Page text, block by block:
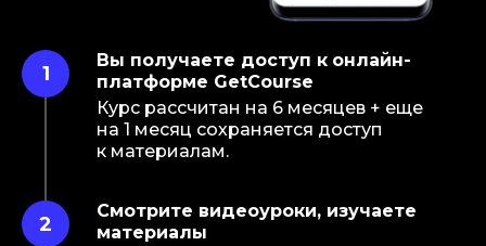
Вы получаете доступ к онлайн-
платформе GetCоurse
Курс рассчитан на 6 месяцев + еще
на 1 месяц сохраняется доступ
к материалам.
Смотрите видеоуроки, изучаете
материалы
ОБ ОНЛАЙН-ШКОЛЕ